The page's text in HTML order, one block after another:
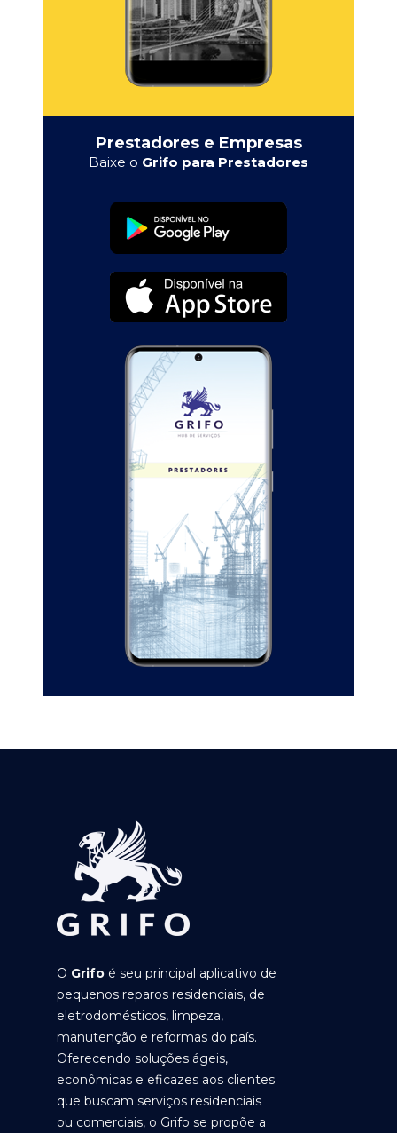
Prestadores e Empresas
Baixe o Grifo para Prestadores
O Grifo é seu principal aplicativo de
pequenos reparos residenciais, de
eletrodomésticos, limpeza,
manutenção e reformas do país.
Oferecendo soluções ágeis,
econômicas e eficazes aos clientes
que buscam serviços residenciais
ou comerciais, o Grifo se propõe a